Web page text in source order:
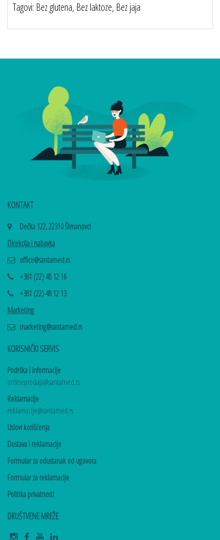
Tagovi: Bez glutena, Bez laktoze, Bez jaja
KONTAKT
Dečka 122, 22310 Šimanovci
Direkcija i nabavka
office@santamed.rs
+381 (22) 48 12 16
+381 (22) 48 12 13
Marketing
marketing@santamed.rs
KORISNIČKI SERVIS
Podrška i informacije
onlineprodaja@santamed.rs
Reklamacije
reklamacije@santamed.rs
Uslovi korišćenja
Dostava i reklamacije
Formular za odustanak od ugovora
Formular za reklamacije
Politika privatnosti
DRUŠTVENE MREŽE